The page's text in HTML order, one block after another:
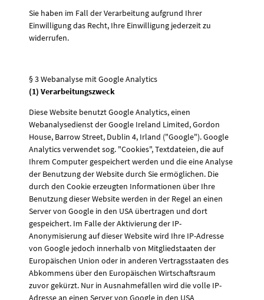
Sie haben im Fall der Verarbeitung aufgrund Ihrer
Einwilligung das Recht, Ihre Einwilligung jederzeit zu
widerrufen.
§ 3 Webanalyse mit Google Analytics
(1) Verarbeitungszweck
Diese Website benutzt Google Analytics, einen
Webanalysedienst der Google Ireland Limited, Gordon
House, Barrow Street, Dublin 4, Irland ("Google"). Google
Analytics verwendet sog. "Cookies", Textdateien, die auf
Ihrem Computer gespeichert werden und die eine Analyse
der Benutzung der Website durch Sie ermöglichen. Die
durch den Cookie erzeugten Informationen über Ihre
Benutzung dieser Website werden in der Regel an einen
Server von Google in den USA übertragen und dort
gespeichert. Im Falle der Aktivierung der IP-
Anonymisierung auf dieser Website wird Ihre IP-Adresse
von Google jedoch innerhalb von Mitgliedstaaten der
Europäischen Union oder in anderen Vertragsstaaten des
Abkommens über den Europäischen Wirtschaftsraum
zuvor gekürzt. Nur in Ausnahmefällen wird die volle IP-
Adresse an einen Server von Google in den USA